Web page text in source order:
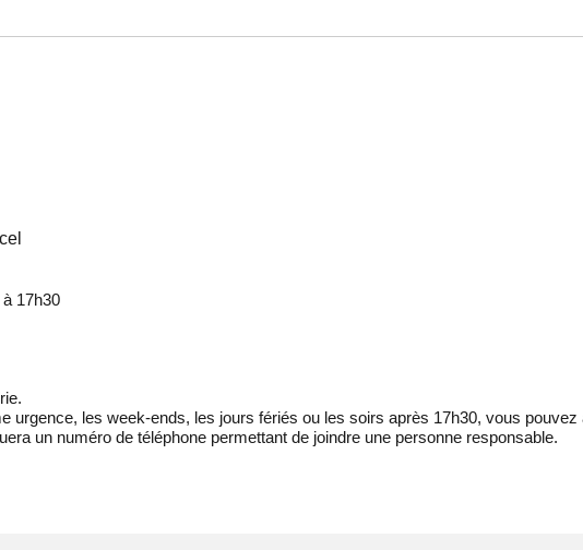
17h30
urgence, les week-ends, les jours fériés ou les soirs après 17h30, vous pouvez
un numéro de téléphone permettant de joindre une personne responsable.